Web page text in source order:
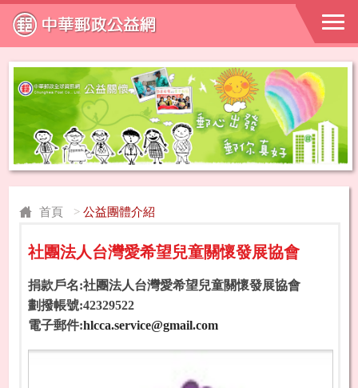
首頁 > 公益團體介紹
社團法人台灣愛希望兒童關懷發展協會
捐款戶名:社團法人台灣愛希望兒童關懷發展協會
劃撥帳號:42329522
電子郵件:hlcca.service@gmail.com